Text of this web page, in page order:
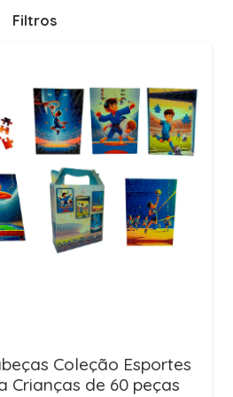
Filtros
Coleção Esportes
Crianças de 60 peças